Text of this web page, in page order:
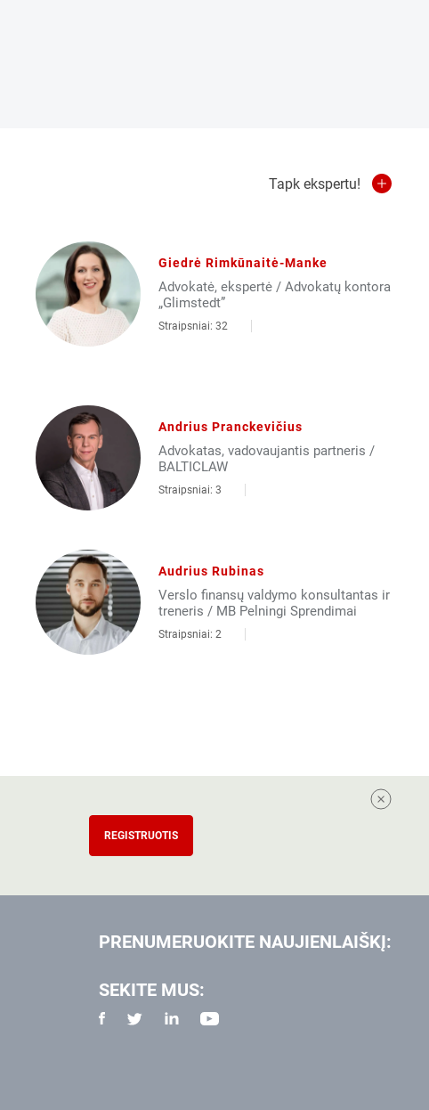
Tapk ekspertu!
Giedrė Rimkūnaitė-Manke
Advokatė, ekspertė / Advokatų kontora
„Glimstedt”
Straipsniai: 32
Andrius Pranckevičius
Advokatas, vadovaujantis partneris /
BALTICLAW
Straipsniai: 3
Audrius Rubinas
Verslo finansų valdymo konsultantas ir
treneris / MB Pelningi Sprendimai
Straipsniai: 2
REGISTRUOTIS
PRENUMERUOKITE NAUJIENLAIŠKĮ:
SEKITE MUS: